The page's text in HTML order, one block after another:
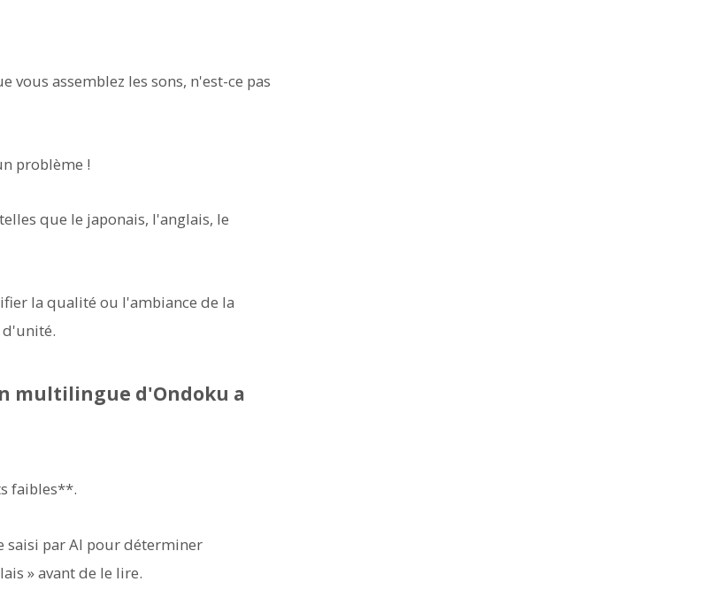
vous assemblez les sons, n'est-ce pas
problème !
que le japonais, l'anglais, le
la qualité ou l'ambiance de la
d'unité.
multilingue d'Ondoku a
faibles**.
saisi par AI pour déterminer
» avant de le lire.